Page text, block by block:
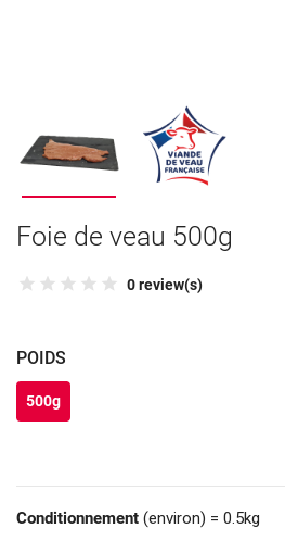
Foie de veau 500g
0 review(s)
POIDS
500g
Conditionnement (environ) = 0.5kg